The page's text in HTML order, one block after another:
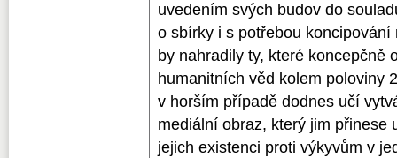
uvedením svých budov do
o sbírky i s potřebou
by nahradily ty, které koncepčně
humanitních věd kolem poloviny
v horším případě dodnes učí
mediální obraz, který jim přinese
jejich existenci proti výkyvům v